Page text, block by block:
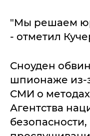
"Мы решаем
- отметил
Сноуден
шпионаже из-
СМИ о
Агентства
безопасности,